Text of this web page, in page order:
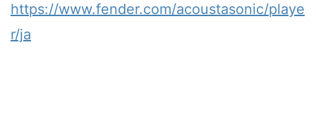
https://www.fender.com/acoustasonic/playe
r/ja